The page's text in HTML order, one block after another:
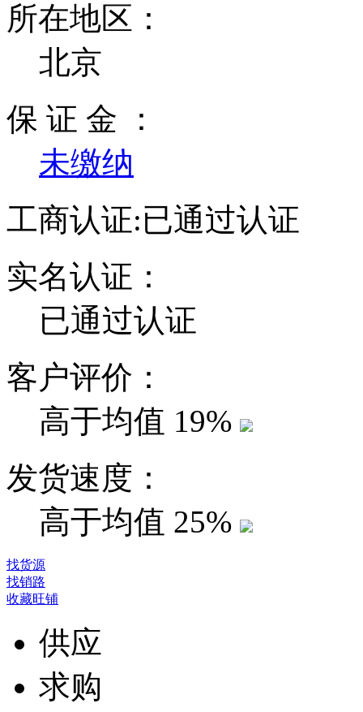
所在地区：
北京
保 证 金 ：
未缴纳
工商认证:已通过认证
实名认证：
已通过认证
客户评价：
高于均值 19%
发货速度：
高于均值 25%
找货源
找销路
收藏旺铺
供应
求购